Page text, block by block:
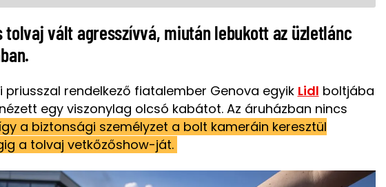
tolvaj vált agresszívvá, miután lebukott az üzletlánc
priusszal rendelkező fiatalember Genova egyik Lidl boltjába
egy viszonylag olcsó kabátot. Az áruházban nincs
a biztonsági személyzet a bolt kameráin keresztül
a tolvaj vetkőzőshow-ját.